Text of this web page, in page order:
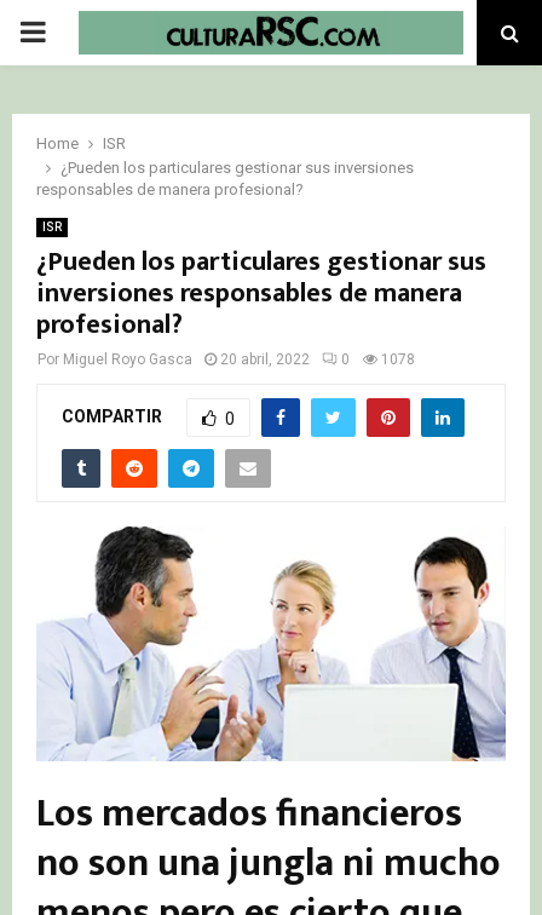
PRIMARY
Home
ISR
¿Pueden los particulares gestionar sus inversiones
responsables de manera profesional?
ISR
¿Pueden los particulares gestionar sus
inversiones responsables de manera
profesional?
Por Miguel Royo Gasca 20 abril, 2022 0 1078
COMPARTIR 0
Los mercados financieros
no son una jungla ni mucho